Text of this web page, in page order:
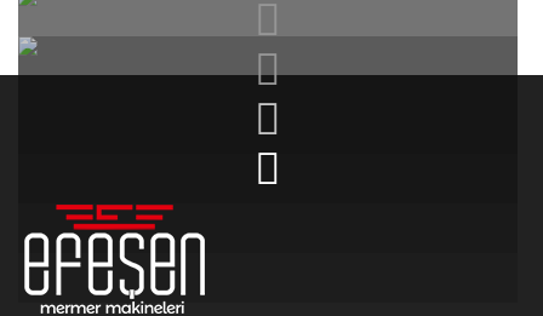
2 KAFALI EBATLAMA MAKINESI